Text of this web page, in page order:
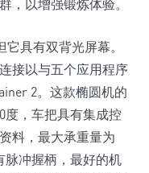
，以增强锻炼体验。
具有双背光屏幕。
接以与五个应用程序
2。这款椭圆机的
度，车把具有集成控
料，最大承重量为
脉冲握柄，最好的机